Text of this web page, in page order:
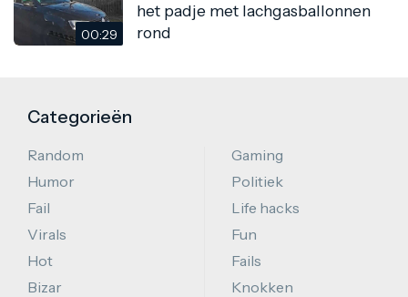
00:29
het padje met lachgasballonnen
rond
Categorieën
Random
Humor
Fail
Virals
Hot
Bizar
Gaming
Politiek
Life hacks
Fun
Fails
Knokken